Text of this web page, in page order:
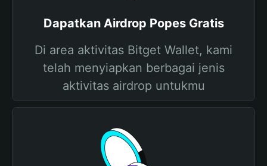
Dapatkan Airdrop Popes Gratis
Di area aktivitas Bitget Wallet, kami
telah menyiapkan berbagai jenis
aktivitas airdrop untukmu